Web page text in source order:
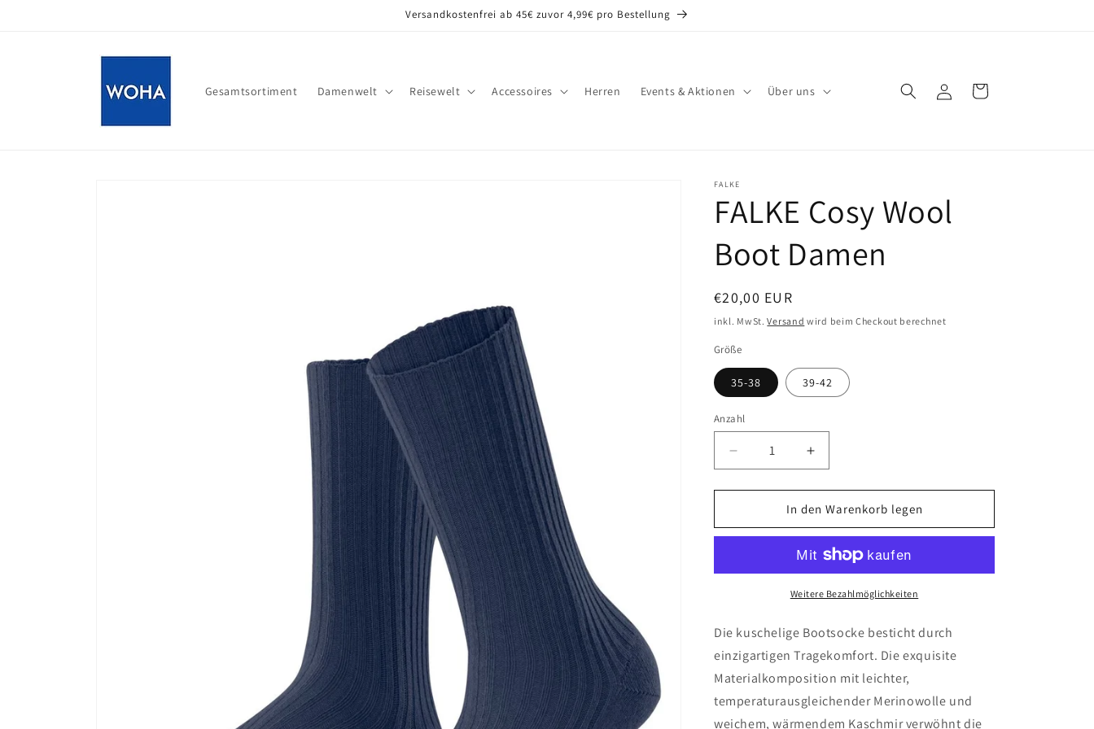
Versandkostenfrei ab 45€ zuvor 4,99€ pro Bestellung
Gesamtsortiment Damenwelt Reisewelt Accessoires Herren Events & Aktionen Über uns EinloggenWarenkorb
FALKE
FALKE Cosy Wool
Boot Damen
Normaler
Preis
€20,00 EUR
inkl. MwSt.Versand wird beim Checkout berechnet
Größe
35-38 39-42
Anzahl
Verringere
die
Menge
FALKE
Boot
Erhöhe
die
Menge
für
FALKE
Cosy
Wool
Boot
Damen
In den Warenkorb legen
Weitere Bezahlmöglichkeiten
Die kuschelige Bootsocke besticht durch
einzigartigen Tragekomfort. Die exquisite
Materialkomposition mit leichter,
temperaturausgleichender Merinowolle und
weichem, wärmendem Kaschmir verwöhnt die